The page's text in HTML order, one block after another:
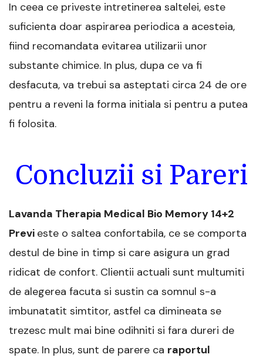
In ceea ce priveste intretinerea saltelei, este
suficienta doar aspirarea periodica a acesteia,
fiind recomandata evitarea utilizarii unor
substante chimice. In plus, dupa ce va fi
desfacuta, va trebui sa asteptati circa 24 de ore
pentru a reveni la forma initiala si pentru a putea
fi folosita.
Concluzii si Pareri
Lavanda Therapia Medical Bio Memory 14+2
Previ este o saltea confortabila, ce se comporta
destul de bine in timp si care asigura un grad
ridicat de confort. Clientii actuali sunt multumiti
de alegerea facuta si sustin ca somnul s-a
imbunatatit simtitor, astfel ca dimineata se
trezesc mult mai bine odihniti si fara dureri de
spate. In plus, sunt de parere ca raportul